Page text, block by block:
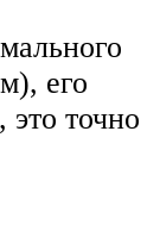
его
это точно